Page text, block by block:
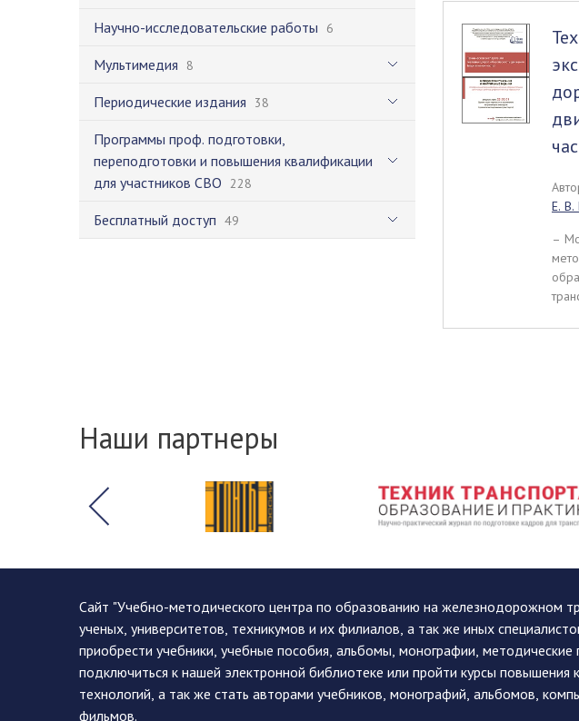
Научно-исследовательские работы 6
Мультимедия 8
Периодические издания 38
Программы проф. подготовки,
переподготовки и повышения квалификации
для участников СВО 228
Бесплатный доступ 49
Е. В.
–
Наши партнеры
Сайт "Учебно-методического центра по образованию на железнодорожном
ученых, университетов, техникумов и их филиалов, а так же иных
приобрести учебники, учебные пособия, альбомы, монографии,
подключиться к нашей электронной библиотеке или пройти курсы
технологий, а так же стать авторами учебников, монографий, альбомов,
фильмов.